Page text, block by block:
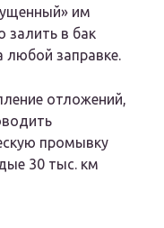
им
залить в бак
любой заправке.
отложений,
промывку
30 тыс. км